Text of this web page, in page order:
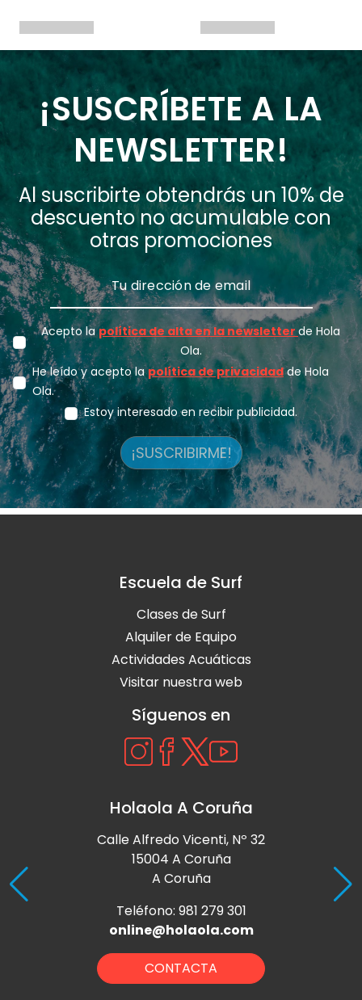
¡SUSCRÍBETE A LA
NEWSLETTER!
Al suscribirte obtendrás un 10% de
descuento no acumulable con
otras promociones
Acepto lapolítica de alta en la newsletter de Hola
Ola.
He leído y acepto lapolítica de privacidadde Hola
Ola.
Estoy interesado en recibir publicidad.
¡SUSCRIBIRME!
Escuela de Surf
Clases de Surf
Alquiler de Equipo
Actividades Acuáticas
Visitar nuestra web
Síguenos en
Holaola A Coruña
Calle Alfredo Vicenti, Nº 32
15004 A Coruña
A Coruña
Teléfono: 981 279 301
online@holaola.com
CONTACTA